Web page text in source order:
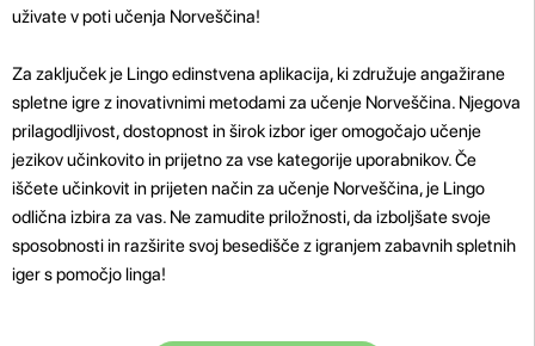
uživate v poti učenja Norveščina!
Za zaključek je Lingo edinstvena aplikacija, ki združuje angažirane
spletne igre z inovativnimi metodami za učenje Norveščina. Njegova
prilagodljivost, dostopnost in širok izbor iger omogočajo učenje
jezikov učinkovito in prijetno za vse kategorije uporabnikov. Če
iščete učinkovit in prijeten način za učenje Norveščina, je Lingo
odlična izbira za vas. Ne zamudite priložnosti, da izboljšate svoje
sposobnosti in razširite svoj besedišče z igranjem zabavnih spletnih
iger s pomočjo linga!